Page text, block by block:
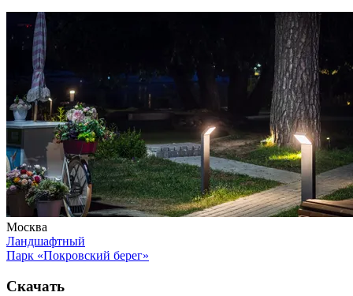
Москва
Ландшафтный
Парк «Покровский берег»
Скачать